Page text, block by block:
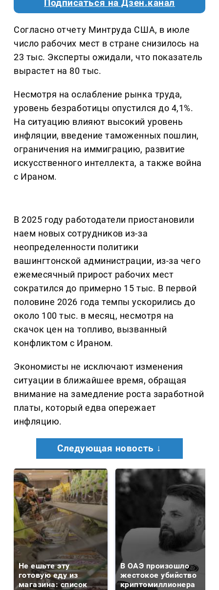
Подписаться на Дзен.канал
Согласно отчету Минтруда США, в июле
число рабочих мест в стране снизилось на
23 тыс. Эксперты ожидали, что показатель
вырастет на 80 тыс.
Несмотря на ослабление рынка труда,
уровень безработицы опустился до 4,1%.
На ситуацию влияют высокий уровень
инфляции, введение таможенных пошлин,
ограничения на иммиграцию, развитие
искусственного интеллекта, а также война
с Ираном.
В 2025 году работодатели приостановили
наем новых сотрудников из-за
неопределенности политики
вашингтонской администрации, из-за чего
ежемесячный прирост рабочих мест
сократился до примерно 15 тыс. В первой
половине 2026 года темпы ускорились до
около 100 тыс. в месяц, несмотря на
скачок цен на топливо, вызванный
конфликтом с Ираном.
Экономисты не исключают изменения
ситуации в ближайшее время, обращая
внимание на замедление роста заработной
платы, который едва опережает
инфляцию.
Следующая новость ↓
Не ешьте эту
готовую еду из
магазина: список
В ОАЭ произошло
жестокое убийство
криптомиллионера